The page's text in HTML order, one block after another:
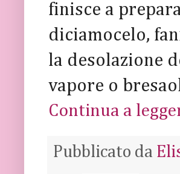
finisce a
diciamocelo,
la desolazione
vapore o
Continua a
Pubblicato da